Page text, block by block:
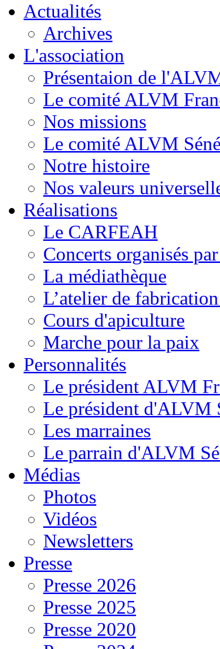
Actualités
Archives
L'association
Présentaion de
Le comité ALVM
Nos missions
Le comité ALVM
Notre histoire
Nos valeurs
Réalisations
Le CARFEAH
Concerts organisés
La médiathèque
L’atelier de
Cours d'apiculture
Marche pour la paix
Personnalités
Le président ALVM
Le président d'ALVM
Les marraines
Le parrain d'ALVM
Médias
Photos
Vidéos
Newsletters
Presse
Presse 2026
Presse 2025
Presse 2020